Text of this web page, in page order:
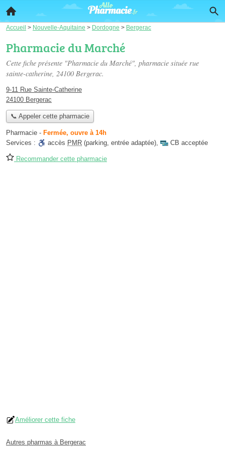
Accueil > Nouvelle-Aquitaine > Dordogne > Bergerac
Pharmacie du Marché
Cette fiche présente "Pharmacie du Marché", pharmacie située rue
sainte-catherine, 24100 Bergerac.
9-11 Rue Sainte-Catherine
24100 Bergerac
📞 Appeler cette pharmacie
Pharmacie - Fermée, ouvre à 14h
Services :
accès PMR (parking, entrée adaptée), CB acceptée
Recommander cette pharmacie
Améliorer cette fiche
Autres pharmas à Bergerac